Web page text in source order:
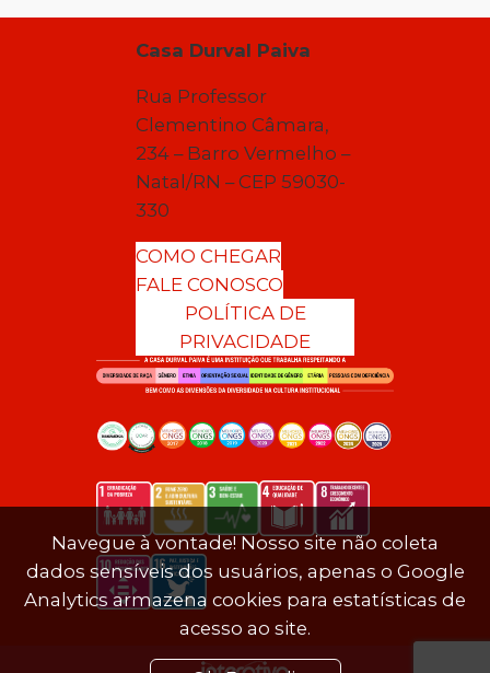
Casa Durval Paiva
Rua Professor
Clementino Câmara,
234 – Barro Vermelho –
Natal/RN – CEP 59030-
330
COMO CHEGAR
FALE CONOSCO
POLÍTICA DE
PRIVACIDADE
Navegue à vontade! Nosso site não coleta
dados sensíveis dos usuários, apenas o Google
Analytics armazena cookies para estatísticas de
acesso ao site.